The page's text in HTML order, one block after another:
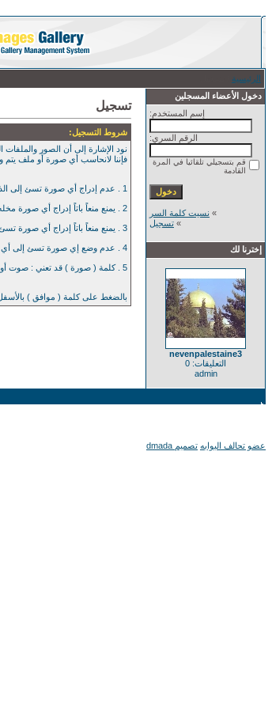
الرئيسية
دخول الأعضاء المسجلين
إسم المستخدم:
الرقم السري:
قم بتسجيلي تلقائيا في المرة
القادمة
» نسيت كلمة السر
» تسجيل
إخترنا لك
nevenpalestaine3
التعليقات: 0
admin
تسجيل
شروط التسجيل:
نود الإشارة إلى أن الصور والملفات
فإننا لانحاسب أي صورة أو ملف
1 . عدم إدراج أي صورة تسئ إلى الذوق العام وتمس مشاعر العامة بأي حال من الآحوال .
2 . يمنع منعاً باتاً إدراج أي صورة مخله بالآداب العامة .
3 . يمنع منعاً باتاً إدراج أي صورة تسئ لديننا الإسلامي الحنيف .
4 . عدم وضع إي صورة تسئ إلى أي دولة أو حكومتها أو شعوبها .
5 . كلمة ( صورة ) قد تعني : صوت أو نص أو ماشابه ذلك .
بالضغط على كلمة ( موافق )
عضو تحالف البوابه تصميم dmada